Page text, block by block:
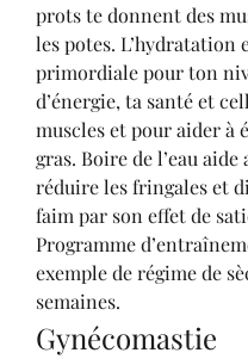
prots te donnent des
les potes. L’hydratation
primordiale pour ton
d’énergie, ta santé et
muscles et pour aider à
gras. Boire de l’eau aide
réduire les fringales et
faim par son effet de
Programme
exemple de régime de
semaines.
Gynécomastie